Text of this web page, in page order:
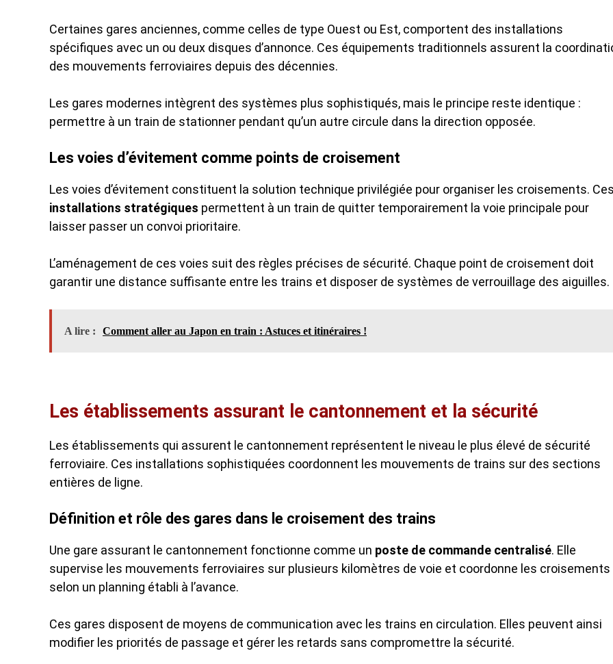
Certaines gares anciennes, comme celles de type Ouest ou Est, comportent des installations
spécifiques avec un ou deux disques d’annonce. Ces équipements traditionnels assurent la
des mouvements ferroviaires depuis des décennies.
Les gares modernes intègrent des systèmes plus sophistiqués, mais le principe reste identique :
permettre à un train de stationner pendant qu’un autre circule dans la direction opposée.
Les voies d’évitement comme points de croisement
Les voies d’évitement constituent la solution technique privilégiée pour organiser les croisements. Ces
installations stratégiques permettent à un train de quitter temporairement la voie principale pour
laisser passer un convoi prioritaire.
L’aménagement de ces voies suit des règles précises de sécurité. Chaque point de croisement doit
garantir une distance suffisante entre les trains et disposer de systèmes de verrouillage des aiguilles.
A lire : Comment aller au Japon en train : Astuces et itinéraires !
Les établissements assurant le cantonnement et la sécurité
Les établissements qui assurent le cantonnement représentent le niveau le plus élevé de sécurité
ferroviaire. Ces installations sophistiquées coordonnent les mouvements de trains sur des sections
entières de ligne.
Définition et rôle des gares dans le croisement des trains
Une gare assurant le cantonnement fonctionne comme un poste de commande centralisé. Elle
supervise les mouvements ferroviaires sur plusieurs kilomètres de voie et coordonne les croisements
selon un planning établi à l’avance.
Ces gares disposent de moyens de communication avec les trains en circulation. Elles peuvent ainsi
modifier les priorités de passage et gérer les retards sans compromettre la sécurité.